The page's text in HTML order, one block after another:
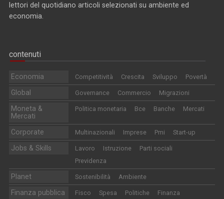
lettori del quotidiano articoli selezionati su ambiente ed
economia.
contenuti
Economia Competitività Crescita Sviluppo Povertà
Global Governance Commercio Migrazioni
Moneta &
Mercati
Politica monetaria Bce Banche Mercati
Corporate Multinazionali Imprese Pmi Start-up
Jobs & Skills Lavoro Istruzione
Parti sociali
Previdenza
Planet Sostenibilità Ambiente
Finanza pubblica Fisco Spesa Politiche Finanza